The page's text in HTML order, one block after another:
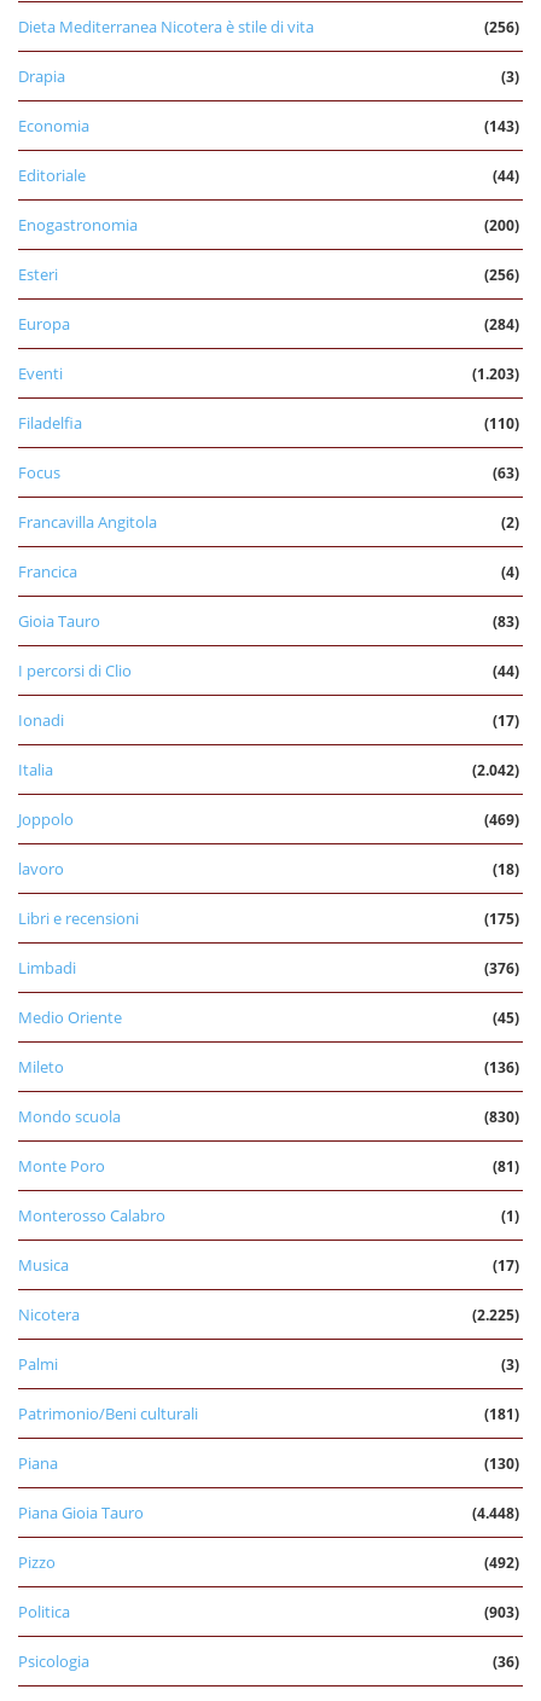
Dieta Mediterranea Nicotera è stile di vita (256)
Drapia (3)
Economia (143)
Editoriale (44)
Enogastronomia (200)
Esteri (256)
Europa (284)
Eventi (1.203)
Filadelfia (110)
Focus (63)
Francavilla Angitola (2)
Francica (4)
Gioia Tauro (83)
I percorsi di Clio (44)
Ionadi (17)
Italia (2.042)
Joppolo (469)
lavoro (18)
Libri e recensioni (175)
Limbadi (376)
Medio Oriente (45)
Mileto (136)
Mondo scuola (830)
Monte Poro (81)
Monterosso Calabro (1)
Musica (17)
Nicotera (2.225)
Palmi (3)
Patrimonio/Beni culturali (181)
Piana (130)
Piana Gioia Tauro (4.448)
Pizzo (492)
Politica (903)
Psicologia (36)